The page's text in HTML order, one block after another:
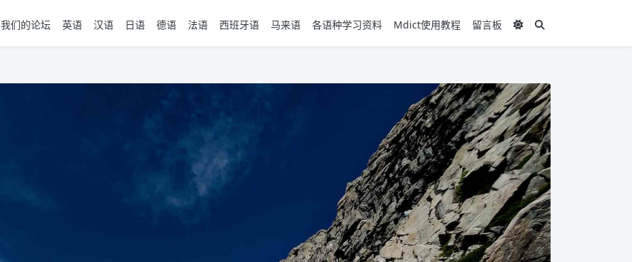
我们的论坛 英语 汉语 日语 德语 法语 西班牙语 马来语 各语种学习资料 Mdict使用教程 留言板